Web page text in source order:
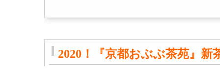
2020！『京都おぶぶ茶苑』新